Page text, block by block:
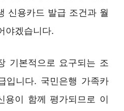
신용카드 발급 조건과 월
야겠습니다.
기본적으로 요구되는 조
입니다. 국민은행 가족카
용이 함께 평가되므로 이